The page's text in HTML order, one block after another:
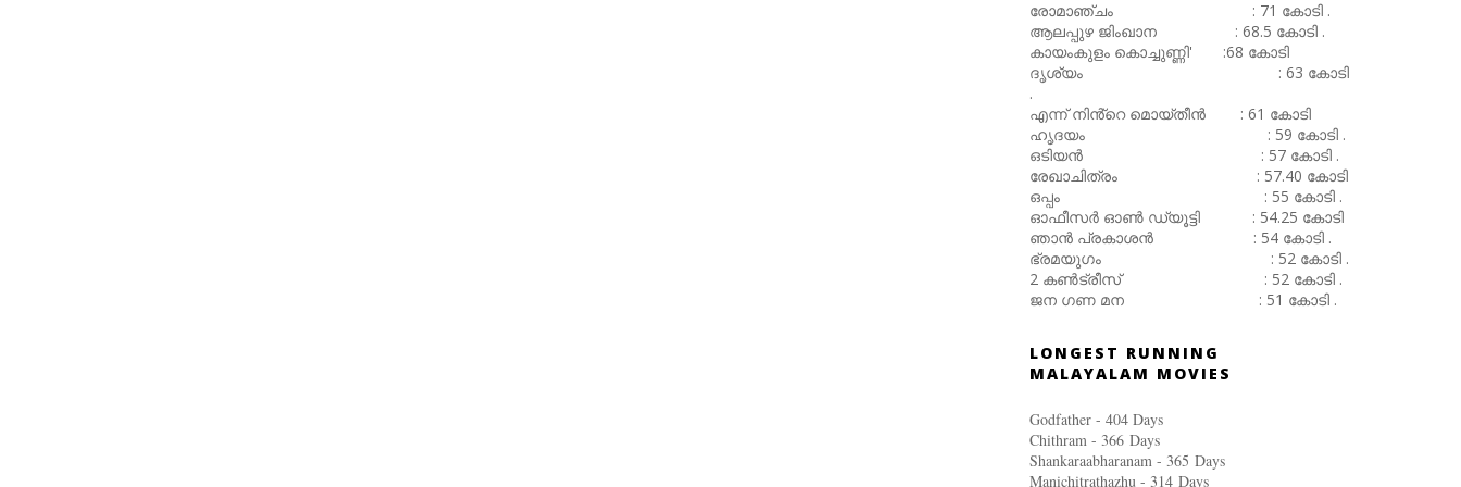
രോമാഞ്ചം : 71 കോടി .
ആലപ്പുഴ ജിംഖാന : 68.5 കോടി .
കായംകുളം കൊച്ചുണ്ണി' :68 കോടി
ദൃശ്യം : 63 കോടി
.
എന്ന് നിൻ്റെ മൊയ്തീൻ : 61 കോടി
ഹൃദയം : 59 കോടി .
ഒടിയൻ : 57 കോടി .
രേഖാചിത്രം : 57.40 കോടി
ഒപ്പം : 55 കോടി .
ഓഫീസർ ഓൺ ഡ്യൂട്ടി : 54.25 കോടി
ഞാൻ പ്രകാശൻ : 54 കോടി .
ഭ്രമയുഗം : 52 കോടി .
2 കൺട്രീസ് : 52 കോടി .
ജന ഗണ മന : 51 കോടി .
LONGEST RUNNING
MALAYALAM MOVIES
Godfather - 404 Days
Chithram - 366 Days
Shankaraabharanam - 365 Days
Manichitrathazhu - 314 Days